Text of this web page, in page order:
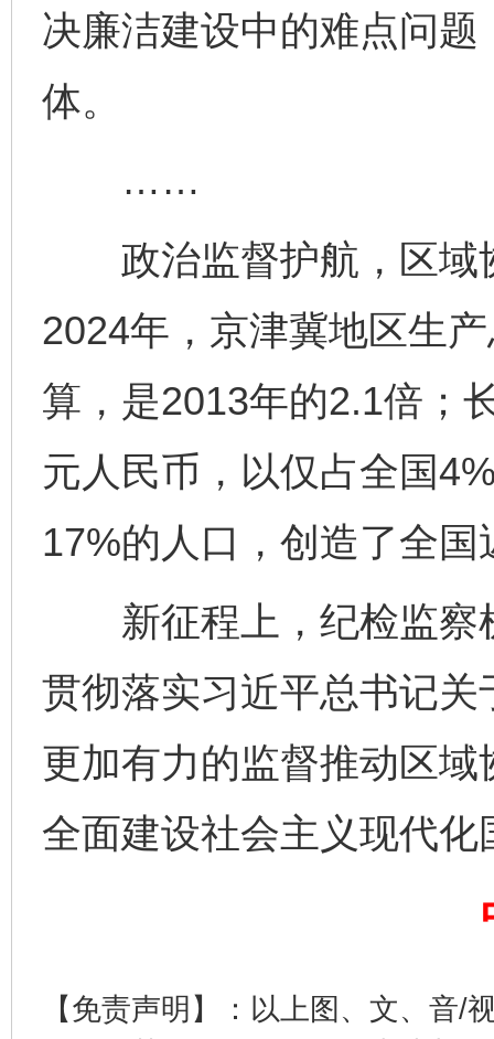
决廉洁建设中的难点问题
体。
……
政治监督护航，区域
2024年，京津冀地区生
算，是2013年的2.1倍；
元人民币，以仅占全国
17%的人口，创造了全
新征程上，纪检监察
贯彻落实习近平总书记
更加有力的监督推动区
全面建设社会主义现代化
【免责声明】：以上图、文、音/
东山县通报“牛蛙产品抗生素超标问题”
千年窑火 生生不息 一
揭开“小金库”的免责幌子